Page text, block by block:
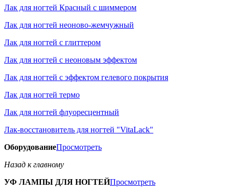
Лак для ногтей Красный с шиммером
Лак для ногтей неоново-жемчужный
Лак для ногтей с глиттером
Лак для ногтей с неоновым эффектом
Лак для ногтей с эффектом гелевого покрытия
Лак для ногтей термо
Лак для ногтей флуоресцентный
Лак-восстановитель для ногтей "VitaLack"
ОборудованиеПросмотреть
Назад к главному
УФ ЛАМПЫ ДЛЯ НОГТЕЙПросмотреть